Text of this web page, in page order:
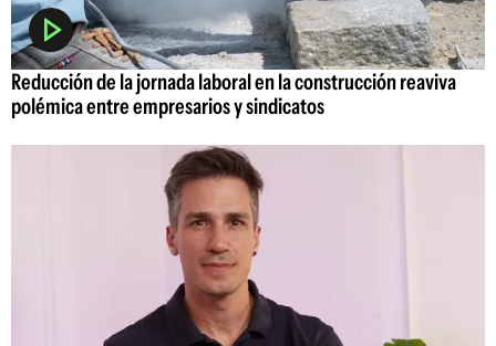
Reducción de la jornada laboral en la construcción reaviva
polémica entre empresarios y sindicatos